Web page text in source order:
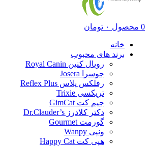
0 محصول ۰ تومان
خانه
برند های محبوب
رویال کنین Royal Canin
جوسرا Josera
رفلکس پلاس Reflex Plus
تریکسی Trixie
جیم کت GimCat
دکتر کلادرز Dr.Clauder’s
گورمت Gourmet
ونپی Wanpy
هپی کت Happy Cat